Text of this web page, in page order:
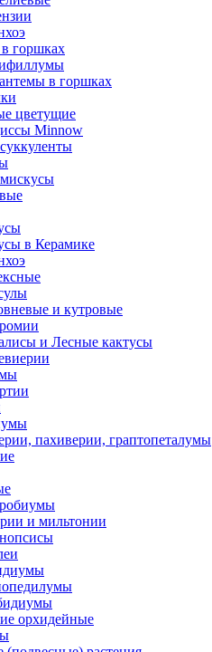
горшках
в горшках
цветущие
Minnow
в Керамике
и кутровые
и Лесные кактусы
пахиверии, граптопеталумы
и мильтонии
орхидейные